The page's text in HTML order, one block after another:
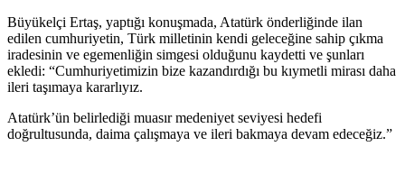
Büyükelçi Ertaş, yaptığı konuşmada, Atatürk önderliğinde ilan
edilen cumhuriyetin, Türk milletinin kendi geleceğine sahip çıkma
iradesinin ve egemenliğin simgesi olduğunu kaydetti ve şunları
ekledi: “Cumhuriyetimizin bize kazandırdığı bu kıymetli mirası daha
ileri taşımaya kararlıyız.
Atatürk’ün belirlediği muasır medeniyet seviyesi hedefi
doğrultusunda, daima çalışmaya ve ileri bakmaya devam edeceğiz.”